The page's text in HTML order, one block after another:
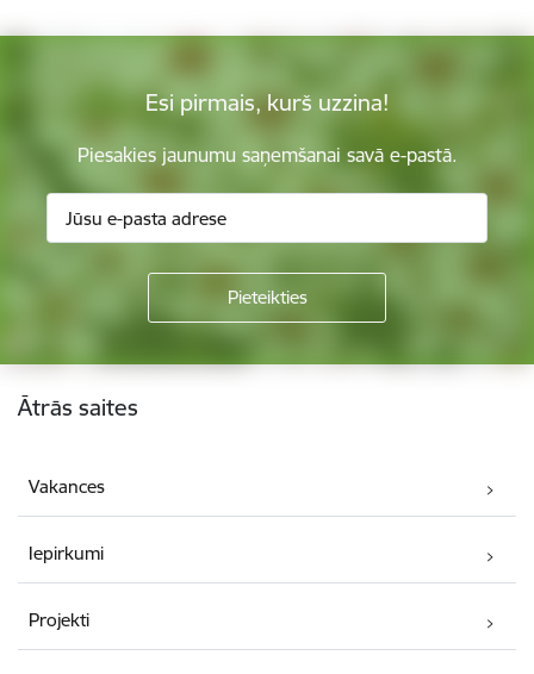
Esi pirmais, kurš uzzina!
Piesakies jaunumu saņemšanai savā e-pastā.
Kājene
Ātrās saites
Vakances
Iepirkumi
Projekti